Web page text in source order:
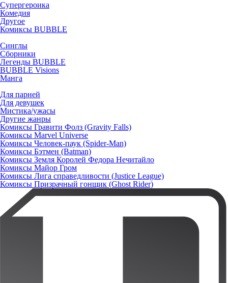
Супергероика
Комедия
Другое
Комиксы BUBBLE
Синглы
Сборники
Легенды BUBBLE
BUBBLE Visions
Манга
Для парней
Для девушек
Мистика/ужасы
Другие жанры
Комиксы Гравити Фолз (Gravity Falls)
Комиксы Marvel Universe
Комиксы Человек-паук (Spider-Man)
Комиксы Бэтмен (Batman)
Комиксы Земля Королей Федора Нечитайло
Комиксы Майор Гром
Комиксы Лига справедливости (Justice League)
Комиксы Призрачный гонщик (Ghost Rider)